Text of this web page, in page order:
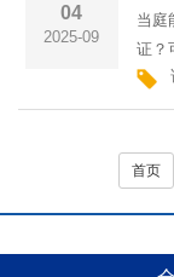
04
2025-09
当庭
证？
10日
予以
首页